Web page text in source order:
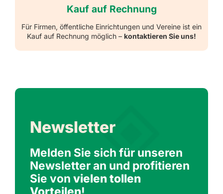
Kauf auf Rechnung
Für Firmen, öffentliche Einrichtungen und Vereine ist ein
Kauf auf Rechnung möglich – kontaktieren Sie uns!
Newsletter
Melden Sie sich für unseren
Newsletter an und profitieren
Sie von vielen tollen
Vorteilen!